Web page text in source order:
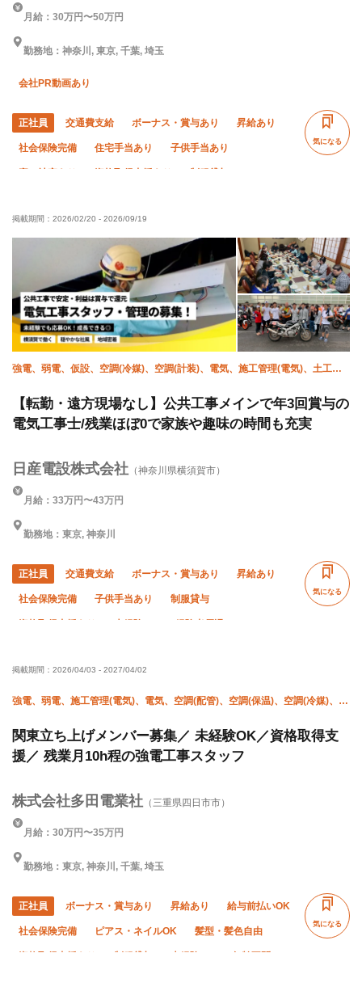
月給：30万円〜50万円
勤務地：神奈川, 東京, 千葉, 埼玉
会社PR動画あり
正社員 交通費支給 ボーナス・賞与あり 昇給あり
社会保険完備 住宅手当あり 子供手当あり
未経験OK 経験者優遇
夏季休暇 直帰・直行OK 年末年始休暇
車・バイク通勤OK 転勤なし
気になる
掲載期間： 2026/02/20 - 2026/09/19
強電、弱電、仮設、空調(冷媒)、空調(計装)、電気、施工管理(電気)、土工、
【転勤・遠方現場なし】公共工事メインで年3回賞与の
電気工事士/残業ほぼ0で家族や趣味の時間も充実
日産電設株式会社 （神奈川県横須賀市）
月給：33万円〜43万円
勤務地：東京, 神奈川
正社員 交通費支給 ボーナス・賞与あり 昇給あり
社会保険完備 子供手当あり 制服貸与
資格取得支援あり 未経験OK 経験者優遇
車・バイク通勤OK 転勤なし
残業月10時間以下
気になる
掲載期間： 2026/04/03 - 2027/04/02
強電、弱電、施工管理(電気)、電気、空調(配管)、空調(保温)、空調(冷媒)、空
関東立ち上げメンバー募集／ 未経験OK／資格取得支
援／ 残業月10h程の強電工事スタッフ
株式会社多田電業社 （三重県四日市市）
月給：30万円〜35万円
勤務地：東京, 神奈川, 千葉, 埼玉
正社員 ボーナス・賞与あり 昇給あり 給与前払いOK
社会保険完備 ピアス・ネイルOK 髪型・髪色自由
資格取得支援あり 制服貸与 未経験OK 年齢不問
気になる